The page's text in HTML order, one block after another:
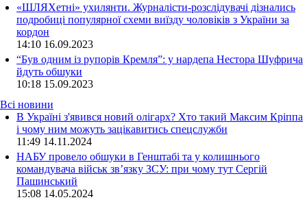
«ШЛЯХетні» ухилянти. Журналісти-розслідувачі дізнались
подробиці популярної схеми виїзду чоловіків з України за
кордон
14:10 16.09.2023
“Був одним із рупорів Кремля”: у нардепа Нестора Шуфрича
йдуть обшуки
10:18 15.09.2023
Всі новини
В Україні з'явився новий олігарх? Хто такий Максим Кріппа
і чому ним можуть зацікавитись спецслужби
11:49 14.11.2024
НАБУ провело обшуки в Генштабі та у колишнього
командувача військ зв’язку ЗСУ: при чому тут Сергій
Пашинський
15:08 14.05.2024